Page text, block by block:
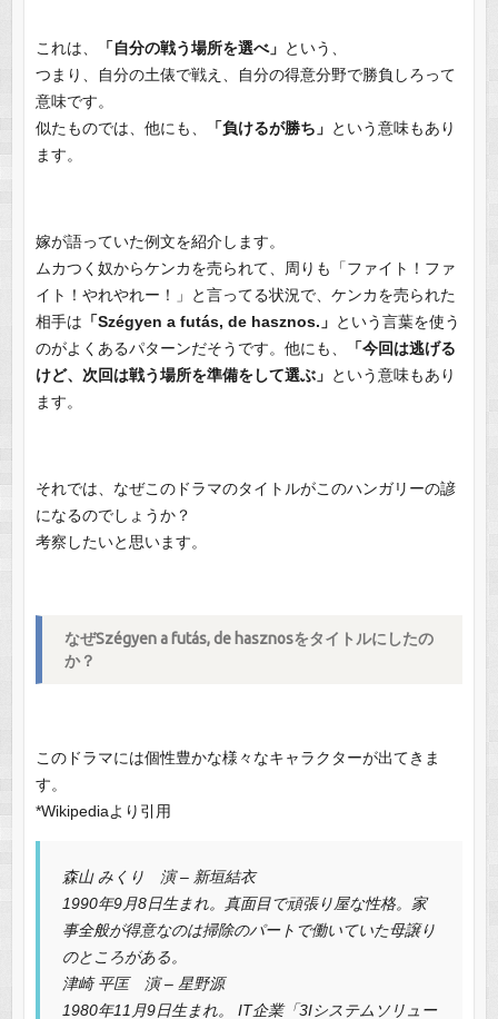
これは、 「自分の戦う場所を選べ」 という、
つまり、自分の土俵で戦え、自分の得意分野で勝負しろって
意味です。
似たものでは、他にも、
「負けるが勝ち」 という意味もあり
ます。
嫁が語っていた例文を紹介します。
ムカつく奴からケンカを売られて、周りも「ファイト！ファ
イト！やれやれー！」と言ってる状況で、ケンカを売られた
相手は 「Szégyen a futás, de hasznos.」 という言葉を使う
のがよくあるパターンだそうです。他にも、
「今回は逃げる
けど、次回は戦う場所を準備をして選ぶ」 という意味もあり
ます。
それでは、なぜこのドラマのタイトルがこのハンガリーの諺
になるのでしょうか？
考察したいと思います。
なぜSzégyen a futás, de hasznosをタイトルにしたの
か？
このドラマには個性豊かな様々なキャラクターが出てきま
す。
*Wikipediaより引用
森山 みくり 演 – 新垣結衣
1990年9月8日生まれ。真面目で頑張り屋な性格。家
事全般が得意なのは掃除のパートで働いていた母譲り
のところがある。
津崎 平匡 演 – 星野源
1980年11月9日生まれ。 IT企業「3Iシステムソリュー